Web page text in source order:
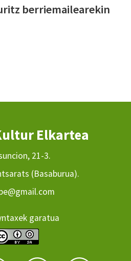
berriemailearekin
Elkartea
21-3.
(Basaburua).
garatua